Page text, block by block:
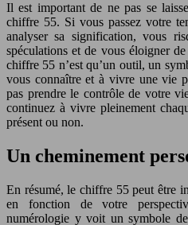
Il est important de ne pas se
chiffre 55. Si vous passez votre
analyser sa signification, vous
spéculations et de vous éloigner
chiffre 55 n’est qu’un outil, un
vous connaître et à vivre une vie
pas prendre le contrôle de votre
continuez à vivre pleinement
présent ou non.
Un cheminement
En résumé, le chiffre 55 peut être
en fonction de votre
numérologie y voit un symbole